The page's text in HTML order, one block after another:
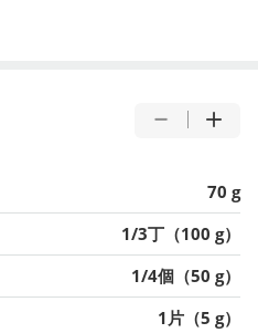
70 g
1/3丁（100 g）
1/4個（50 g）
1片（5 g）